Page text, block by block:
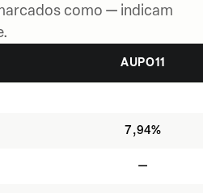
como — indicam
AUPO11
7,94%
—